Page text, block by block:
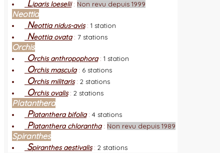
Liparis loeselii: Non revu depuis 1999
Neottia
Neottia nidus-avis: 1 station
Neottia ovata: 7 stations
Orchis
Orchis anthropophora: 1 station
Orchis mascula: 6 stations
Orchis militaris: 2 stations
Orchis ovalis: 2 stations
Platanthera
Platanthera bifolia: 4 stations
Platanthera chlorantha: Non revu depuis 1989
Spiranthes
Spiranthes aestivalis: 2 stations